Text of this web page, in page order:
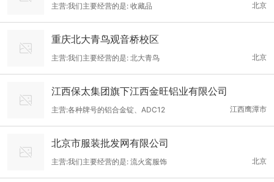
北京
主营:我们主要经营的是: 收藏品
重庆北大青鸟观音桥校区
北京
主营:我们主要经营的是: 北大青鸟
江西保太集团旗下江西金旺铝业有限公司
江西鹰潭市
主营:各种牌号的铝合金锭、ADC12
北京市服装批发网有限公司
北京
主营:我们主要经营的是: 流火鸾服饰